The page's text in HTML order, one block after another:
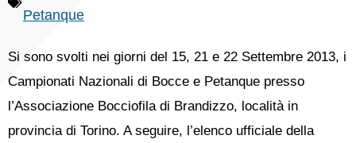
Petanque
Si sono svolti nei giorni del 15, 21 e 22 Settembre 2013, i
Campionati Nazionali di Bocce e Petanque presso
l’Associazione Bocciofila di Brandizzo, località in
provincia di Torino. A seguire, l’elenco ufficiale della